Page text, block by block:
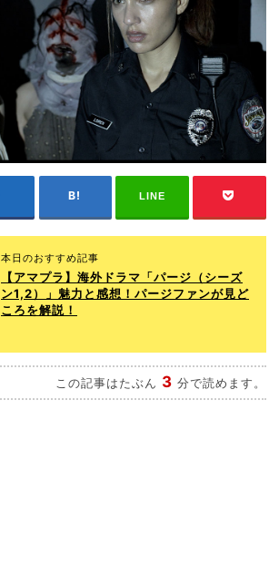
LINE
本日のおすすめ記事
【アマプラ】海外ドラマ「パージ（シーズ
ン1,2）」魅力と感想！パージファンが見ど
ころを解説！
この記事はたぶん 3 分で読めます。